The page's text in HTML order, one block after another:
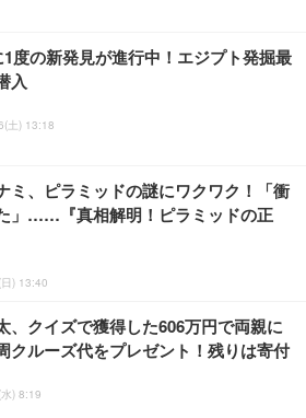
1度の新発見が進行中！エジプト発掘最
入
土) 13:18
ミ、ピラミッドの謎にワクワク！「衝
」……『真相解明！ピラミッドの正
) 13:40
、クイズで獲得した606万円で両親に
クルーズ代をプレゼント！残りは寄付
) 8:19